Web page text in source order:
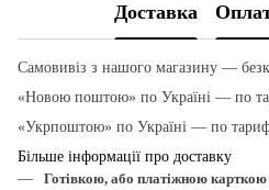
Доставка
Самовивіз з нашого магазину —
«Новою поштою» по Україні — по
«Укрпоштою» по Україні — по
Більше інформації про доставку
Готівкою, або платіжною карткою